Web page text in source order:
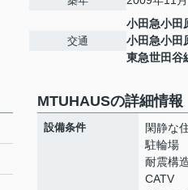
交通
小田急小田
小田急小田
東急世田谷
MTUHAUSの詳細情報
設備条件
閑静な
駐輪場
耐震構
CATV